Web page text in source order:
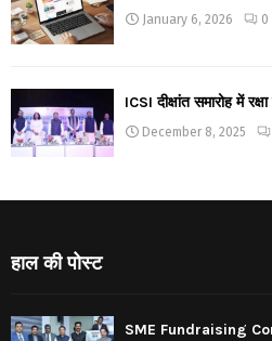
January 6, 2026 0
ICSI दीक्षांत समारोह में
December 8, 2025
हाल की पोस्ट
SME Fundraising